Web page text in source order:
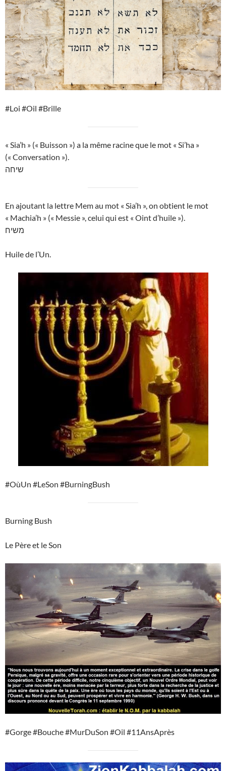
#Loi #Oil #Brille
« Sia’h » (« Buisson ») a la même racine que le mot « Si’ha »
(« Conversation »).
שיחה
En ajoutant la lettre Mem au mot « Sia’h », on obtient le mot
« Machia’h » (« Messie », celui qui est « Oint d’huile »).
משיח
Huile de l’Un.
#OùUn #LeSon #BurningBush
Burning Bush
Le Père et le Son
#Gorge #Bouche #MurDuSon #Oil #11AnsAprès